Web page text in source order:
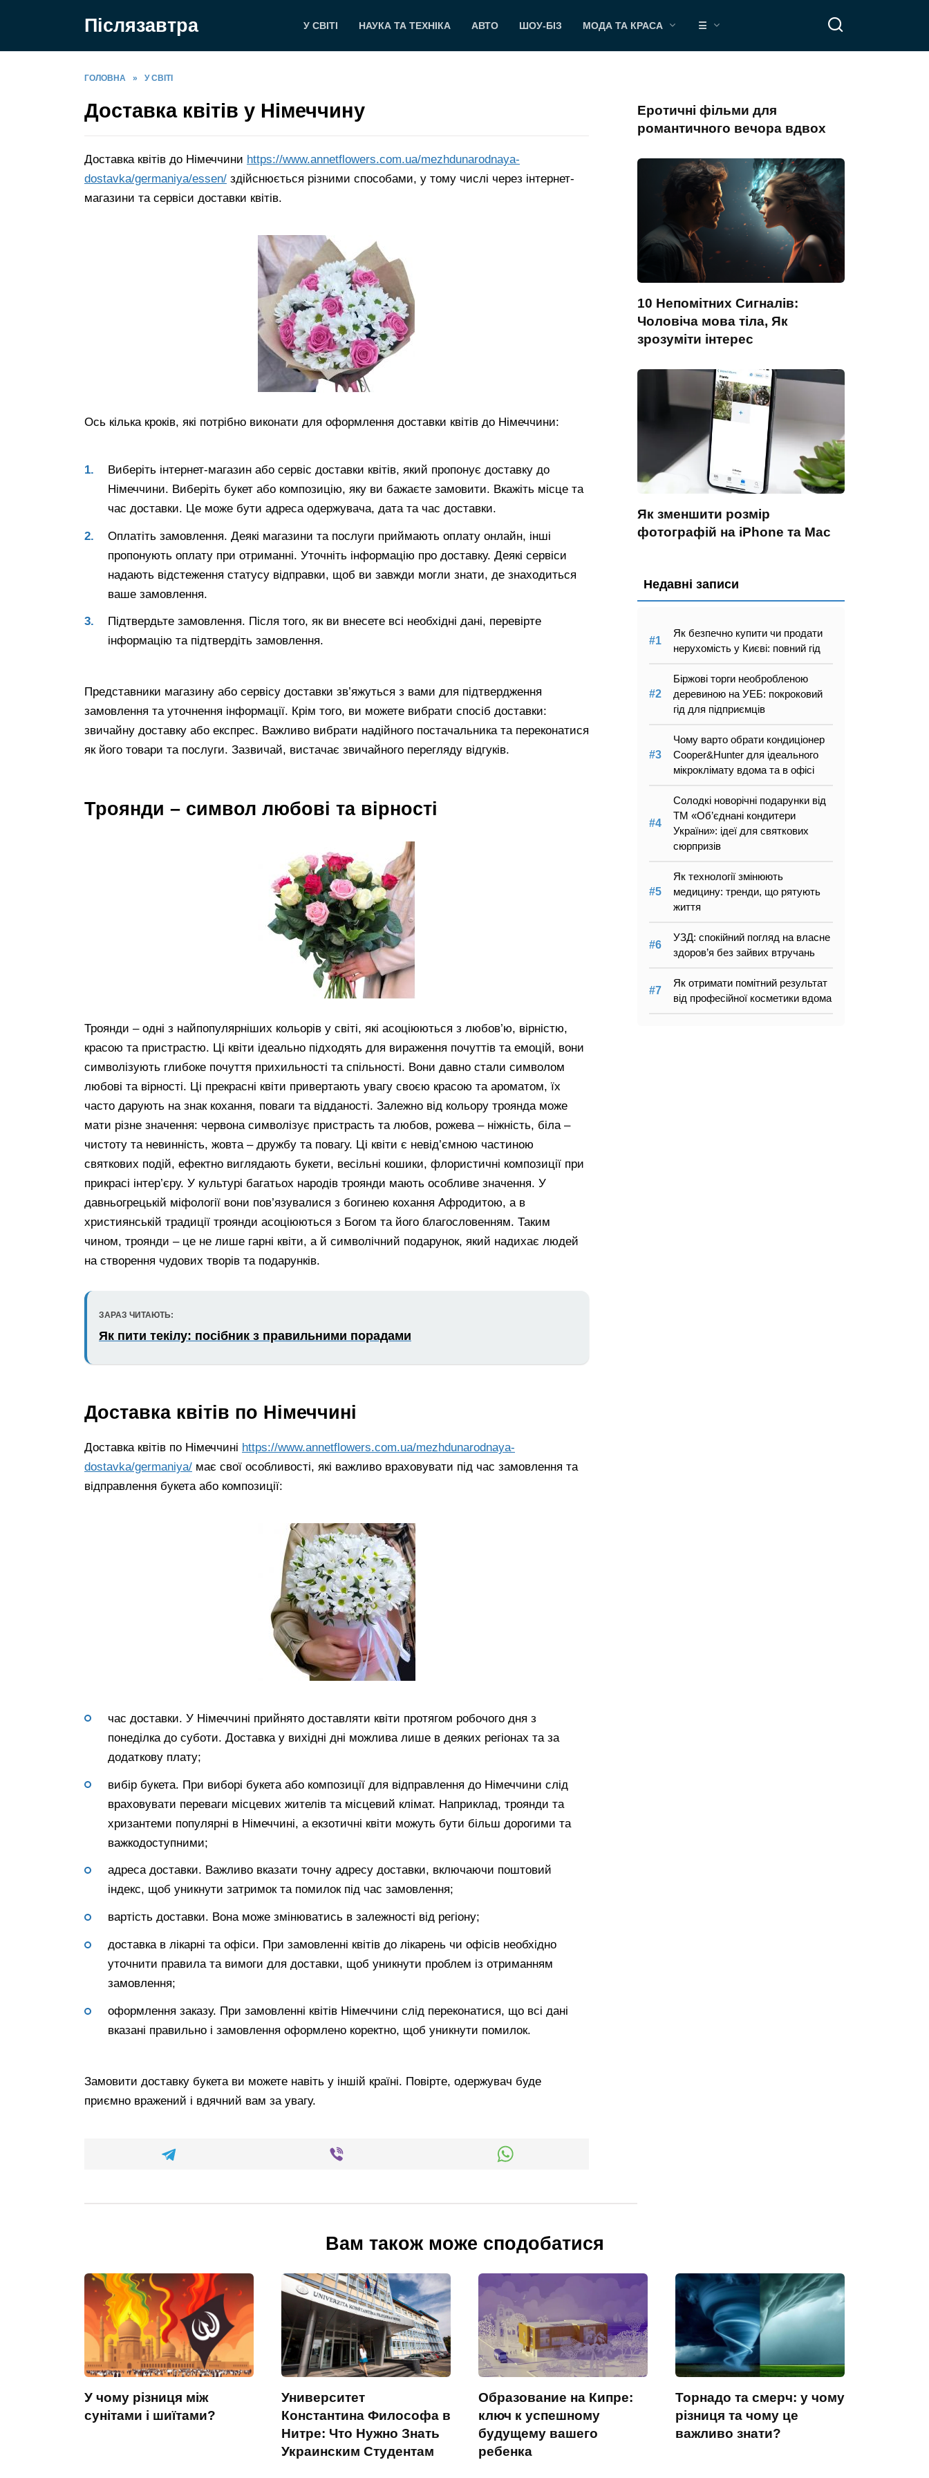
Післязавтра У СВІТІ НАУКА ТА ТЕХНІКА АВТО ШОУ-БІЗ МОДА ТА КРАСА ☰
ГОЛОВНА » У СВІТІ
Доставка квітів у Німеччину
Доставка квітів до Німеччини https://www.annetflowers.com.ua/mezhdunarodnaya-
dostavka/germaniya/essen/ здійснюється різними способами, у тому числі через інтернет-
магазини та сервіси доставки квітів.
Ось кілька кроків, які потрібно виконати для оформлення доставки квітів до Німеччини:
Виберіть інтернет-магазин або сервіс доставки квітів, який пропонує доставку до
Німеччини. Виберіть букет або композицію, яку ви бажаєте замовити. Вкажіть місце та
час доставки. Це може бути адреса одержувача, дата та час доставки.
Оплатіть замовлення. Деякі магазини та послуги приймають оплату онлайн, інші
пропонують оплату при отриманні. Уточніть інформацію про доставку. Деякі сервіси
надають відстеження статусу відправки, щоб ви завжди могли знати, де знаходиться
ваше замовлення.
Підтвердьте замовлення. Після того, як ви внесете всі необхідні дані, перевірте
інформацію та підтвердіть замовлення.
Представники магазину або сервісу доставки зв’яжуться з вами для підтвердження
замовлення та уточнення інформації. Крім того, ви можете вибрати спосіб доставки:
звичайну доставку або експрес. Важливо вибрати надійного постачальника та переконатися
як його товари та послуги. Зазвичай, вистачає звичайного перегляду відгуків.
Троянди – символ любові та вірності
Троянди – одні з найпопулярніших кольорів у світі, які асоціюються з любов’ю, вірністю,
красою та пристрастю. Ці квіти ідеально підходять для вираження почуттів та емоцій, вони
символізують глибоке почуття прихильності та спільності. Вони давно стали символом
любові та вірності. Ці прекрасні квіти привертають увагу своєю красою та ароматом, їх
часто дарують на знак кохання, поваги та відданості. Залежно від кольору троянда може
мати різне значення: червона символізує пристрасть та любов, рожева – ніжність, біла –
чистоту та невинність, жовта – дружбу та повагу. Ці квіти є невід’ємною частиною
святкових подій, ефектно виглядають букети, весільні кошики, флористичні композиції при
прикрасі інтер’єру. У культурі багатьох народів троянди мають особливе значення. У
давньогрецькій міфології вони пов’язувалися з богинею кохання Афродитою, а в
християнській традиції троянди асоціюються з Богом та його благословенням. Таким
чином, троянди – це не лише гарні квіти, а й символічний подарунок, який надихає людей
на створення чудових творів та подарунків.
ЗАРАЗ ЧИТАЮТЬ:
Як пити текілу: посібник з правильними порадами
Доставка квітів по Німеччині
Доставка квітів по Німеччині https://www.annetflowers.com.ua/mezhdunarodnaya-
dostavka/germaniya/ має свої особливості, які важливо враховувати під час замовлення та
відправлення букета або композиції:
час доставки. У Німеччині прийнято доставляти квіти протягом робочого дня з
понеділка до суботи. Доставка у вихідні дні можлива лише в деяких регіонах та за
додаткову плату;
вибір букета. При виборі букета або композиції для відправлення до Німеччини слід
враховувати переваги місцевих жителів та місцевий клімат. Наприклад, троянди та
хризантеми популярні в Німеччині, а екзотичні квіти можуть бути більш дорогими та
важкодоступними;
адреса доставки. Важливо вказати точну адресу доставки, включаючи поштовий
індекс, щоб уникнути затримок та помилок під час замовлення;
вартість доставки. Вона може змінюватись в залежності від регіону;
доставка в лікарні та офіси. При замовленні квітів до лікарень чи офісів необхідно
уточнити правила та вимоги для доставки, щоб уникнути проблем із отриманням
замовлення;
оформлення заказу. При замовленні квітів Німеччини слід переконатися, що всі дані
вказані правильно і замовлення оформлено коректно, щоб уникнути помилок.
Замовити доставку букета ви можете навіть у іншій країні. Повірте, одержувач буде
приємно вражений і вдячний вам за увагу.
Еротичні фільми для
романтичного вечора вдвох
10 Непомітних Сигналів:
Чоловіча мова тіла, Як
зрозуміти інтерес
Як зменшити розмір
фотографій на iPhone та Mac
Недавні записи
Як безпечно купити чи продати
нерухомість у Києві: повний гід
Біржові торги необробленою
деревиною на УЕБ: покроковий
гід для підприємців
Чому варто обрати кондиціонер
Cooper&Hunter для ідеального
мікроклімату вдома та в офісі
Солодкі новорічні подарунки від
ТМ «Об’єднані кондитери
України»: ідеї для святкових
сюрпризів
Як технології змінюють
медицину: тренди, що рятують
життя
УЗД: спокійний погляд на власне
здоров’я без зайвих втручань
Як отримати помітний результат
від професійної косметики вдома
Вам також може сподобатися
У чому різниця між
сунітами і шиїтами?
Университет
Константина Философа в
Нитре: Что Нужно Знать
Украинским Студентам
Образование на Кипре:
ключ к успешному
будущему вашего
ребенка
Торнадо та смерч: у чому
різниця та чому це
важливо знати?